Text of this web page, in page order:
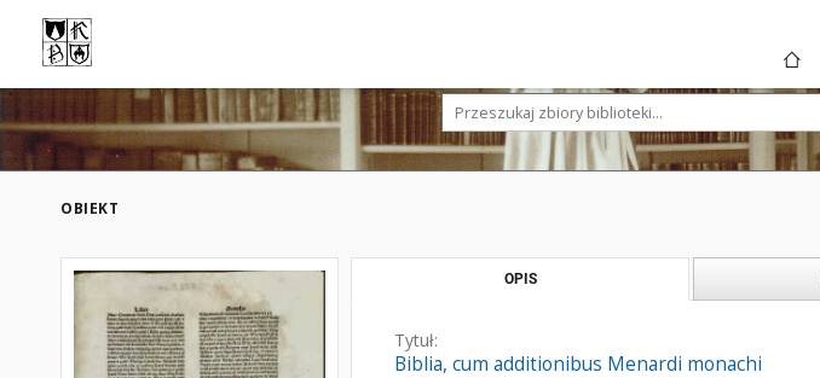
OBIEKT
OPIS
Tytuł:
Biblia, cum additionibus Menardi monachi